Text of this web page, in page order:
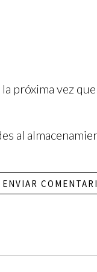
próxima vez que
al